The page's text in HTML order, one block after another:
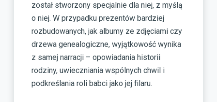
został stworzony specjalnie dla niej, z myślą
o niej. W przypadku prezentów bardziej
rozbudowanych, jak albumy ze zdjęciami czy
drzewa genealogiczne, wyjątkowość wynika
z samej narracji – opowiadania historii
rodziny, uwieczniania wspólnych chwil i
podkreślania roli babci jako jej filaru.